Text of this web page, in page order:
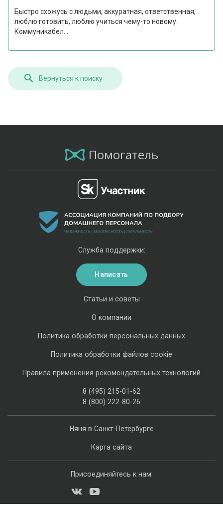
Быстро схожусь с людьми, аккуратная, ответственная,
люблю готовить, люблю учиться чему-то новому.
Коммуникабел...
Вернуться к поиску
Помогатель
Няня в Санкт-Петербурге
Карта сайта
Статьи и советы
О компании
Политика обработки персональных данных
Политика обработки файлов cookie
Правила применения рекомендательных технологий
8 (495) 215-01-62
8 (800) 222-80-26
Служба поддержки:
Написать
Присоединяйтесь к нам: